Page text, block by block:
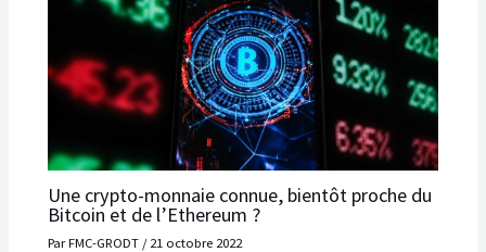
Une crypto-monnaie connue, bientôt proche du
Bitcoin et de l’Ethereum ?
ParFMC-GRODT /21 octobre 2022